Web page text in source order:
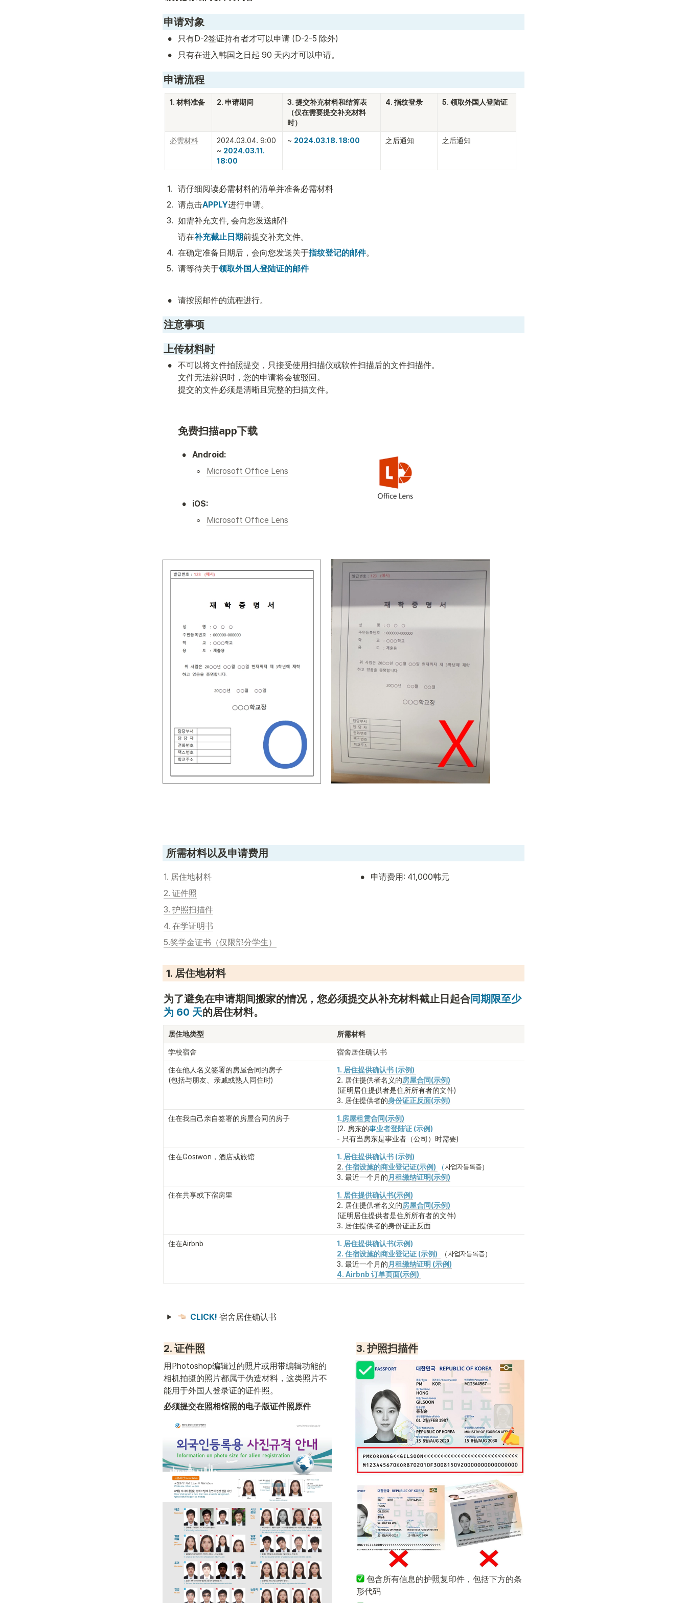
申请对象
• 只有D-2签证持有者才可以申请 (D-2-5 除外)
• 只有在进入韩国之日起 90 天内才可以申请。
申请流程
1. 材料准备 2. 申请期间
3. 提交补充材料和结算表
（仅在需要提交补充材料
时）
4. 指纹登录 5. 领取外国人登陆证
必需材料
2024.03.04. 9:00
~ 2024.03.11.
18:00
~ 2024.03.18. 18:00 之后通知 之后通知
1.
请仔细阅读必需材料的清单并准备必需材料
2. 请点击APPLY进行申请。
3. 如需补充文件, 会向您发送邮件
请在补充截止日期前提交补充文件。
4. 在确定准备日期后，会向您发送关于指纹登记的邮件。
5. 请等待关于领取外国人登陆证的邮件
• 请按照邮件的流程进行。
注意事项
上传材料时
•
不可以将文件拍照提交，只接受使用扫描仪或软件扫描后的文件扫描件。
文件无法辨识时，您的申请将会被驳回。
提交的文件必须是清晰且完整的扫描文件。
免费扫描app下载
• Android:
◦ Microsoft Office Lens
• iOS:
◦ Microsoft Office Lens
所需材料以及申请费用
1. 居住地材料
2. 证件照
3. 护照扫描件
4. 在学证明书
5.奖学金证书（仅限部分学生）
• 申请费用: 41,000韩元
1. 居住地材料
为了避免在申请期间搬家的情况，您必须提交从补充材料截止日起合同期限至少
为 60 天的居住材料。
居住地类型 所需材料
学校宿舍 宿舍居住确认书
住在他人名义签署的房屋合同的房子
(包括与朋友、亲戚或熟人同住时)
1. 居住提供确认书 (示例)
2. 居住提供者名义的房屋合同(示例)
(证明居住提供者是住所所有者的文件)
3. 居住提供者的身份证正反面(示例)
住在我自己亲自签署的房屋合同的房子
1.房屋租赁合同(示例)
(2. 房东的事业者登陆证 (示例)
- 只有当房东是事业者（公司）时需要)
住在Gosiwon，酒店或旅馆
1. 居住提供确认书 (示例)
2. 住宿设施的商业登记证(示例) （사업자등록증）
3. 最近一个月的 月租缴纳证明(示例)
住在共享或下宿房里
1. 居住提供确认书(示例)
2. 居住提供者名义的房屋合同(示例)
(证明居住提供者是住所所有者的文件)
3. 居住提供者的身份证正反面
住在Airbnb
1. 居住提供确认书(示例)
2. 住宿设施的商业登记证 (示例)
（사업자등록증）
3. 最近一个月的 月租缴纳证明 (示例)
4. Airbnb 订单页面(示例)
CLICK! 宿舍居住确认书
2. 证件照
用Photoshop编辑过的照片或用带编辑功能的
相机拍摄的照片都属于伪造材料，这类照片不
能用于外国人登录证的证件照。
必须提交在照相馆照的电子版证件照原件
3. 护照扫描件
包含所有信息的护照复印件，包括下方的条
形代码